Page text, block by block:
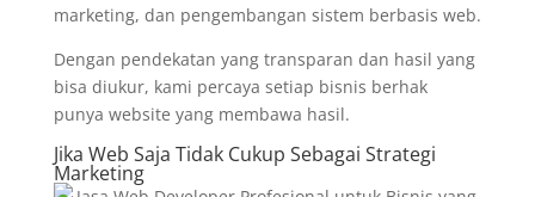
marketing, dan pengembangan sistem berbasis web.
Dengan pendekatan yang transparan dan hasil yang
bisa diukur, kami percaya setiap bisnis berhak
punya website yang membawa hasil.
Jika Web Saja Tidak Cukup Sebagai Strategi
Marketing